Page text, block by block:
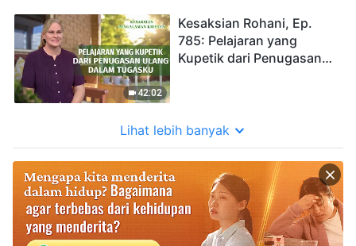
42:02
Kesaksian Rohani, Ep.
785: Pelajaran yang
Kupetik dari Penugasan
Lihat lebih banyak